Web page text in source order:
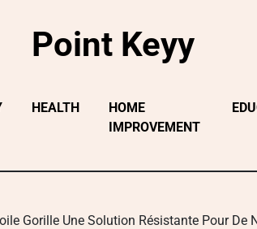
Point Keyy
HEALTH
HOME
IMPROVEMENT
Gorille Une Solution Résistante Pour De